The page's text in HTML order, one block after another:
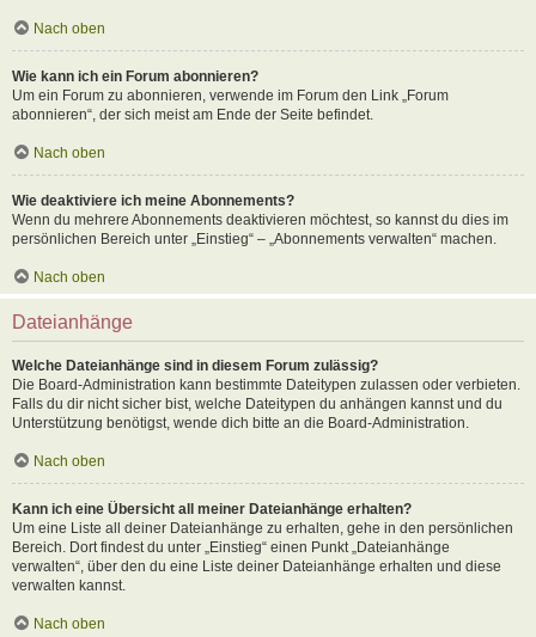
Nach oben
Wie kann ich ein Forum abonnieren?
Um ein Forum zu abonnieren, verwende im Forum den Link „Forum
abonnieren“, der sich meist am Ende der Seite befindet.
Nach oben
Wie deaktiviere ich meine Abonnements?
Wenn du mehrere Abonnements deaktivieren möchtest, so kannst du dies im
persönlichen Bereich unter „Einstieg“ – „Abonnements verwalten“ machen.
Nach oben
Dateianhänge
Welche Dateianhänge sind in diesem Forum zulässig?
Die Board-Administration kann bestimmte Dateitypen zulassen oder verbieten.
Falls du dir nicht sicher bist, welche Dateitypen du anhängen kannst und du
Unterstützung benötigst, wende dich bitte an die Board-Administration.
Nach oben
Kann ich eine Übersicht all meiner Dateianhänge erhalten?
Um eine Liste all deiner Dateianhänge zu erhalten, gehe in den persönlichen
Bereich. Dort findest du unter „Einstieg“ einen Punkt „Dateianhänge
verwalten“, über den du eine Liste deiner Dateianhänge erhalten und diese
verwalten kannst.
Nach oben